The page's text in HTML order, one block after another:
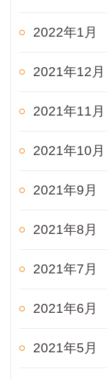
2022年1月
2021年12月
2021年11月
2021年10月
2021年9月
2021年8月
2021年7月
2021年6月
2021年5月